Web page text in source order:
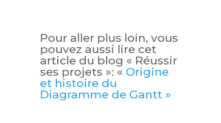
Pour aller plus loin, vous
pouvez aussi lire cet
article du blog « Réussir
ses projets »: « Origine
et histoire du
Diagramme de Gantt »